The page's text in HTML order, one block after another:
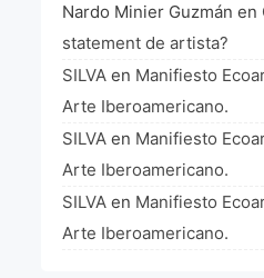
Nardo Minier Guzmán en
statement de artista?
SILVA en Manifiesto
Arte Iberoamericano.
SILVA en Manifiesto
Arte Iberoamericano.
SILVA en Manifiesto
Arte Iberoamericano.